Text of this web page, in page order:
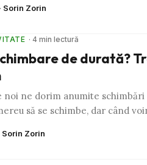
· Sorin Zorin
· 4 min lectură
de durată?
noi ne dorim anumite
să se schimbe, dar când
Sorin Zorin